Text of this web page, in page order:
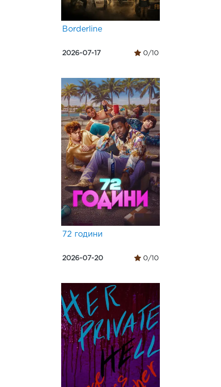
Borderline
2026-07-17 0/10
72 години
2026-07-20 0/10